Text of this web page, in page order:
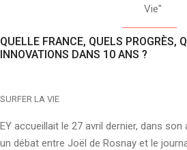
Vie"
QUELLE FRANCE, QUELS PROGRÈS,
INNOVATIONS DANS 10 ANS ?
SURFER LA VIE
EY accueillait le 27 avril dernier, dans
un débat entre Joël de Rosnay et le